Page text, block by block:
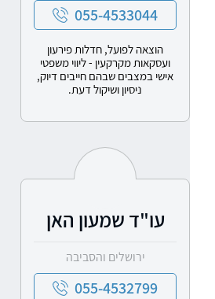
055-4533044
הוצאה לפועל, חדלות פירעון
ועסקאות מקרקעין - ליווי משפטי
אישי במצבים שבהם חייבים דיוק,
ניסיון ושיקול דעת.
עו"ד שמעון האן
ירושלים והסביבה
055-4532799